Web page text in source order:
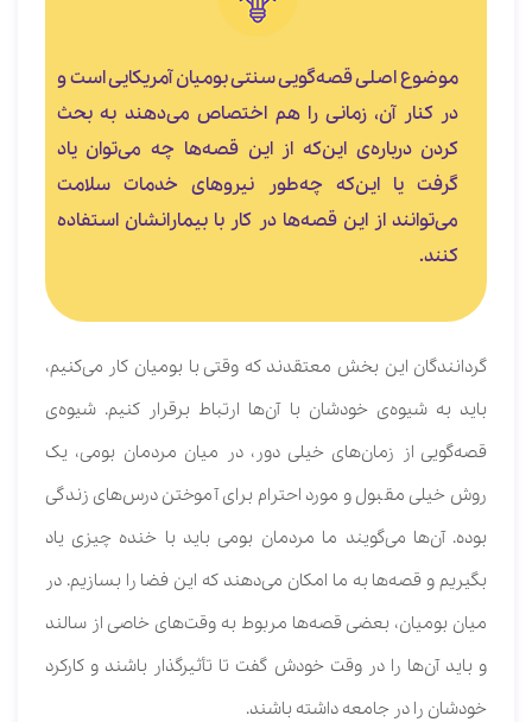
موضوع اصلی قصه‌گویی سنتی بومیان آمریکایی است و
در کنار آن، زمانی را هم اختصاص می‌دهند به بحث
کردن درباره‌ی این‌که از این قصه‌ها چه می‌توان یاد
گرفت یا این‌که چه‌طور نیروهای خدمات سلامت
می‌توانند از این قصه‌ها در کار با بیمارانشان استفاده
کنند.
گردانندگان این بخش معتقدند که وقتی با بومیان کار می‌کنیم،
باید به شیوه‌ی خودشان با آن‌ها ارتباط برقرار کنیم. شیوه‌ی
قصه‌گویی از زمان‌های خیلی دور، در میان مردمان بومی، یک
روش خیلی مقبول و مورد احترام برای آموختن درس‌های زندگی
بوده. آن‌ها می‌گویند ما مردمان بومی باید با خنده چیزی یاد
بگیریم و قصه‌ها به ما امکان می‌دهند که این فضا را بسازیم. در
میان بومیان، بعضی قصه‌ها مربوط به وقت‌های خاصی از سالند
و باید آن‌ها را در وقت خودش گفت تا تأثیرگذار باشند و کارکرد
خودشان را در جامعه داشته باشند.